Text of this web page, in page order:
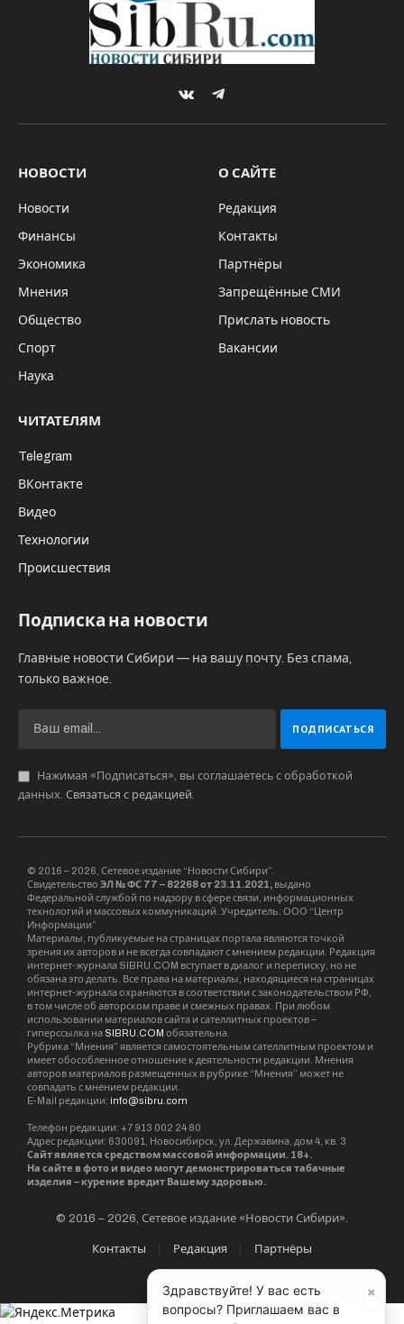
VKontakteTelegram
НОВОСТИ
Новости
Финансы
Экономика
Мнения
Общество
Спорт
Наука
О САЙТЕ
Редакция
Контакты
Партнёры
Запрещённые СМИ
Прислать новость
Вакансии
ЧИТАТЕЛЯМ
Telegram
ВКонтакте
Видео
Технологии
Происшествия
Подписка на новости
Главные новости Сибири — на вашу почту. Без спама,
только важное.
Нажимая «Подписаться», вы соглашаетесь с обработкой
данных. Связаться с редакцией
© 2016 – 2026, Сетевое издание “Новости Сибири”.
Свидетельство ЭЛ № ФС 77 – 82268 от 23.11.2021, выдано
Федеральной службой по надзору в сфере связи, информационных
технологий и массовых коммуникаций. Учредитель: ООО “Центр
Информации”
Материалы, публикуемые на страницах портала являются точкой
зрения их авторов и не всегда совпадают с мнением редакции. Редакция
интернет-журнала SIBRU.COM вступает в диалог и переписку, но не
обязана это делать. Все права на материалы, находящиеся на страницах
интернет-журнала охраняются в соответствии с законодательством РФ,
в том числе об авторском праве и смежных правах. При любом
использовании материалов сайта и сателлитных проектов –
гиперссылка на SIBRU.COM обязательна.
Рубрика “Мнения” является самостоятельным сателлитным проектом и
имеет обособленное отношение к деятельности редакции. Мнения
авторов материалов размещенных в рубрике “Мнения” может не
совпадать с мнением редакции.
E-Mail редакции: info@sibru.com
Телефон редакции: +7 913 002 24 80
Адрес редакции: 630091, Новосибирск, ул. Державина, дом 4, кв. 3
Сайт является средством массовой информации. 18+.
На сайте в фото и видео могут демонстрироваться табачные
изделия – курение вредит Вашему здоровью.
© 2016 – 2026, Сетевое издание «Новости Сибири».
Контакты Редакция Партнёры
×
Здравствуйте! У вас есть
вопросы? Приглашаем вас в